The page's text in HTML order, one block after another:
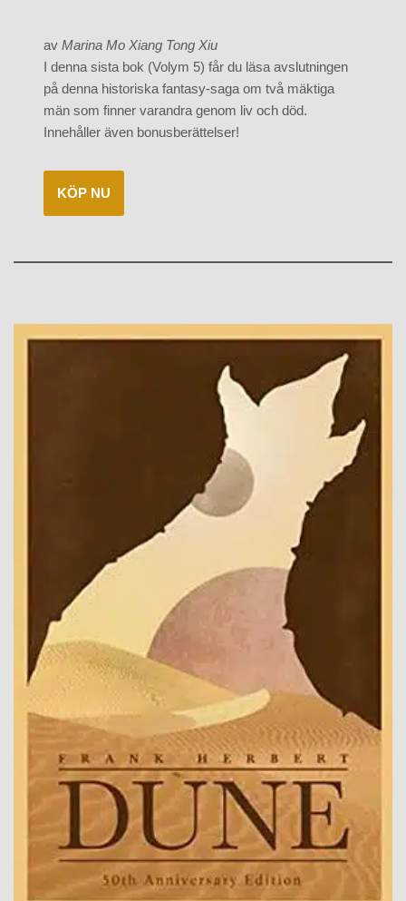
avMarina Mo Xiang Tong Xiu
I denna sista bok (Volym 5) får du läsa avslutningen
på denna historiska fantasy-saga om två mäktiga
män som finner varandra genom liv och död.
Innehåller även bonusberättelser!
KÖP NU